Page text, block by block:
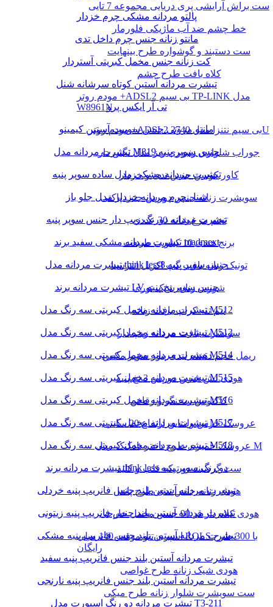
ست براش آرایشی پری دریایی مجموعه 7 تایی
خط چشم ضد آب ماژیکی فلورمار
ست دستبند و گوشواره طرح بینهایت
کلاه بافت طرح چشم
مودم روتر +ADSL2 بی سیم TP-LINK مدل
W8961N
مودم روتر +ADSL2 بی سیم نتنزا مدل 2740U
جوراب شلواری زنبوری ریز مدل نگین دار
کاور کوسن جنس تدی و خزدار
سویشرت زنانه جنس دورس جیب پاکتی
تخم مرغ شانه 30 عددی
برنج هندی 10 کیلویی طبیعت
تونیک زنانه بافت گپ اکریل انترسیا
شورت زنانه شیک توری
نیم تنه کراپ بافت زنانه
سویشرت بافت مردانه زیپ دار
ریمل حجم دهنده لیدی پیور سوپر مکس
هودی لش جنس دورس 3 نخ پنبه
کاکتوس سخنگو و رقاص
عروسک خرس ولنتاین ارتفاع 20 سانتی
عروسک خمیری طرح دختر بادکنک مدل M
ست گردنبند دو تیکه قلب و کلید
هودی زنانه جنس تدی طرح پاندا
هودی کلاه دار قد 90 جنس مخمل خارجی
اسپری تتو موقت 140 میلی ROLS با 300 طرح
رایگان
هودی شیک زنانه طرح غواصی
ست سویشرت شلوار زنانه طرح میکی
پالتو مردانه مشکی چرم خزدار
مانتو زنانه جنس چرم داخل تدی
کت زنانه جنس مخمل کبریتی آستردار
تیشرت مردانه آستین کوتاه سرشانه شنل
تی آر ایکس پرو
مانتو مزونی جنس سوییت آستین کیمینو
تیشرت مردانه مدل M819 جنس سوپر پنبه
تیشرت مردانه مشکی مدل ساده سوپر پنبه
شنل چرم مردانه خزدار مدل جلو باز
تیشرت مردانه دورنگ زیپ دار جنس سوپر پنبه
تیشرت مردانه مشکی سفید برند madmext
تیشرت مردانه مدل think less8 جنس سوپر پنبه
تیشرت مردانه برند LV جنس سوپر نخ پنبه
تیشرت مردانه مخمل کبریتی سه رنگ مدل M512
تیشرت مردانه مخمل کبریتی سه رنگ مدل M513
تیشرت مردانه مخمل کبریتی سه رنگ مدل M514
تیشرت مردانه مخمل کبریتی سه رنگ مدل M515
تیشرت مردانه مخمل کبریتی سه رنگ مدل M516
تیشرت مردانه مخمل کبریتی سه رنگ مدل M517
تیشرت مردانه مخمل کبریتی سه رنگ مدل M518
تیشرت مردانه برند think less دو رنگ سوپر پنبه
تیشرت مردانه آستین بلند جنس فانریپ پنبه خردلی
تیشرت مردانه آستین بلند جنس فانریپ پنبه زیتونی
تیشرت مردانه آستین بلند جنس فانریپ پنبه مشکی
تیشرت مردانه آستین بلند جنس فانریپ پنبه سفید
تیشرت مردانه آستین بلند جنس فانریپ پنبه نارنجی
تیشرت مردانه دو رنگ اسپورت مدل T3-211